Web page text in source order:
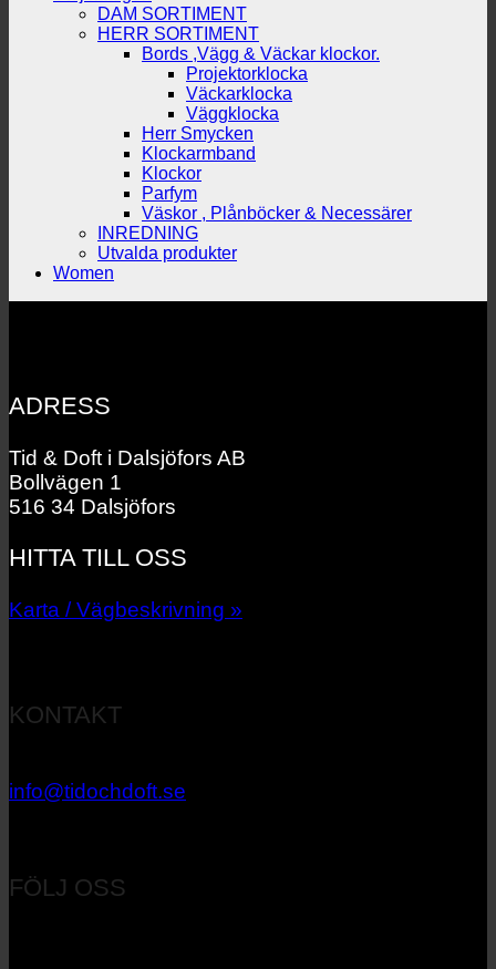
DAM SORTIMENT
HERR SORTIMENT
Bords ,Vägg & Väckar klockor.
Projektorklocka
Väckarklocka
Väggklocka
Herr Smycken
Klockarmband
Klockor
Parfym
Väskor , Plånböcker & Necessärer
INREDNING
Utvalda produkter
Women
ADRESS
Tid & Doft i Dalsjöfors AB
Bollvägen 1
516 34 Dalsjöfors
HITTA TILL OSS
Karta / Vägbeskrivning »
KONTAKT
info@tidochdoft.se
FÖLJ OSS